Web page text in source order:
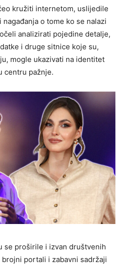
kružiti internetom, uslijedile
o tome ko se nalazi
analizirati pojedine detalje,
i druge sitnice koje su,
mogle ukazivati na identitet
centru pažnje.
se proširile i izvan društvenih
portali i zabavni sadržaji